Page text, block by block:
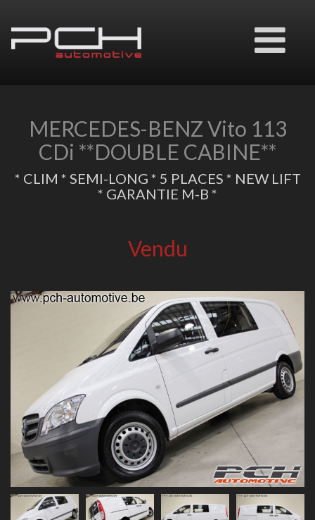
Ouvrir
le
MERCEDES-BENZ Vito 113
CDi **DOUBLE CABINE**
* CLIM * SEMI-LONG * 5 PLACES * NEW LIFT
* GARANTIE M-B *
Vendu
Previous